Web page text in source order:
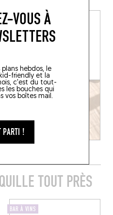
VOUS À
plans hebdos, le
friendly et la
c'est du tout-
les bouches qui
vos boîtes mail.
PARTI !
BOULANGERIE
BONI
TOUT PRÈS
BAR À VINS